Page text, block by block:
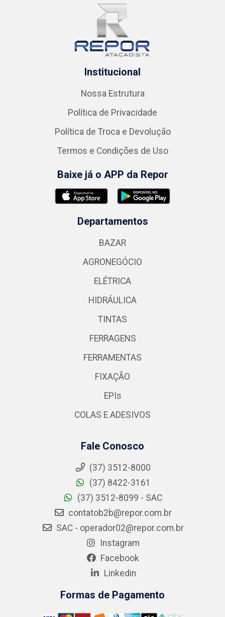
Institucional
Nossa Estrutura
Política de Privacidade
Política de Troca e Devolução
Termos e Condições de Uso
Baixe já o APP da Repor
Departamentos
BAZAR
AGRONEGÓCIO
ELÉTRICA
HIDRÁULICA
TINTAS
FERRAGENS
FERRAMENTAS
FIXAÇÃO
EPIs
COLAS E ADESIVOS
Fale Conosco
(37) 3512-8000
(37) 8422-3161
(37) 3512-8099 - SAC
contatob2b@repor.com.br
SAC - operador02@repor.com.br
Instagram
Facebook
Linkedin
Formas de Pagamento